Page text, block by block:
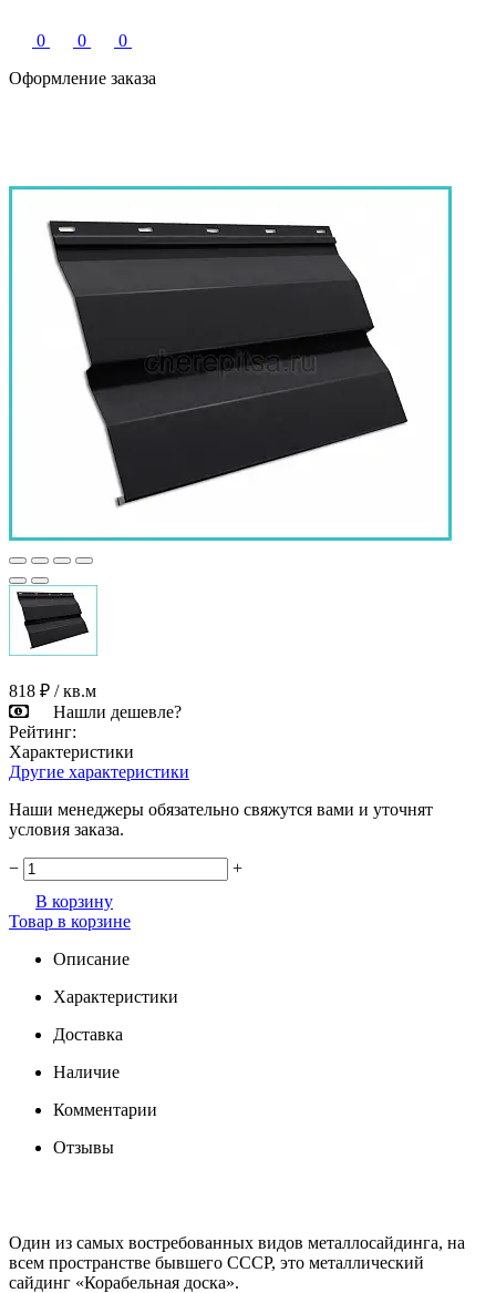
0 0
0
Оформление заказа
818 ₽ / кв.м
Нашли дешевле?
Рейтинг:
Характеристики
Другие характеристики
Наши менеджеры обязательно свяжутся вами и уточнят
условия заказа.
−
+
В корзину
Товар в корзине
Описание
Характеристики
Доставка
Наличие
Комментарии
Отзывы
Один из самых востребованных видов металлосайдинга, на
всем пространстве бывшего СССР, это металлический
сайдинг «Корабельная доска».